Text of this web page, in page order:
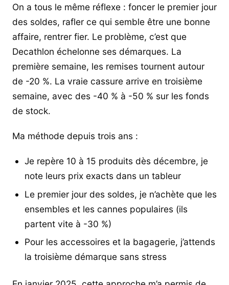
On a tous le même réflexe : foncer le premier jour
des soldes, rafler ce qui semble être une bonne
affaire, rentrer fier. Le problème, c’est que
Decathlon échelonne ses démarques. La
première semaine, les remises tournent autour
de -20 %. La vraie cassure arrive en troisième
semaine, avec des -40 % à -50 % sur les fonds
de stock.
Ma méthode depuis trois ans :
Je repère 10 à 15 produits dès décembre, je
note leurs prix exacts dans un tableur
Le premier jour des soldes, je n’achète que les
ensembles et les cannes populaires (ils
partent vite à -30 %)
Pour les accessoires et la bagagerie, j’attends
la troisième démarque sans stress